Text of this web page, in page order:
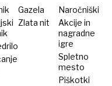
Gazela
Zlata nit
Naročniški
Akcije in
nagradne
igre
Spletno
mesto
Piškotki